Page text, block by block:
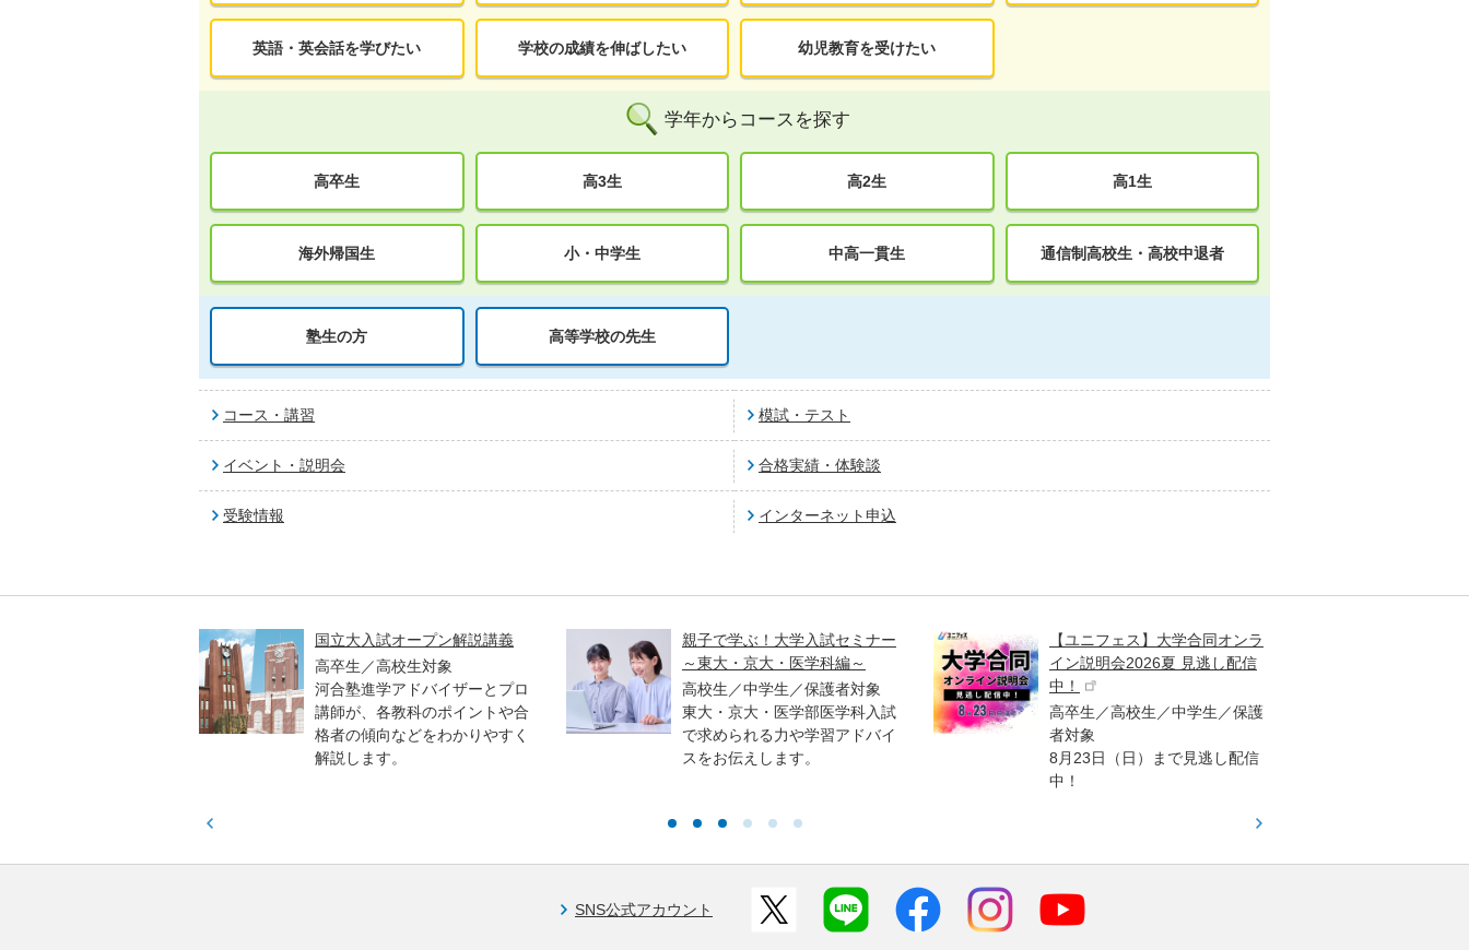
英語・英会話を学びたい 学校の成績を伸ばしたい 幼児教育を受けたい
学年からコースを探す
高卒生 高3生 高2生 高1生
海外帰国生 小・中学生 中高一貫生 通信制高校生・高校中退者
塾生の方 高等学校の先生
コース・講習 模試・テスト
イベント・説明会 合格実績・体験談
受験情報 インターネット申込
国立大入試オープン解説講義
高卒生／高校生対象
河合塾進学アドバイザーとプロ
講師が、各教科のポイントや合
格者の傾向などをわかりやすく
解説します。
親子で学ぶ！大学入試セミナー
～東大・京大・医学科編～
高校生／中学生／保護者対象
東大・京大・医学部医学科入試
で求められる力や学習アドバイ
スをお伝えします。
【ユニフェス】大学合同オンラ
イン説明会2026夏 見逃し配信
中！
高卒生／高校生／中学生／保護
者対象
8月23日（日）まで見逃し配信
中！
SNS公式アカウント